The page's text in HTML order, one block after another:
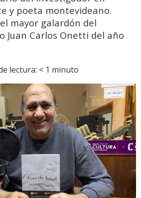
y poeta montevideano.
mayor galardón del
Juan Carlos Onetti del año
lectura: < 1 minuto